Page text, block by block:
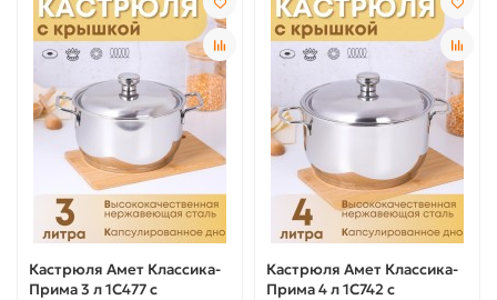
Кастрюля Амет Классика-
Прима 3 л 1С477 с
Кастрюля Амет Классика-
Прима 4 л 1С742 с